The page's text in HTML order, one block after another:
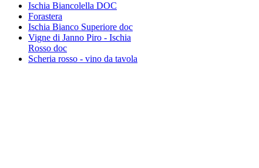
Ischia Biancolella DOC
Forastera
Ischia Bianco Superiore doc
Vigne di Janno Piro - Ischia
Rosso doc
Scheria rosso - vino da tavola